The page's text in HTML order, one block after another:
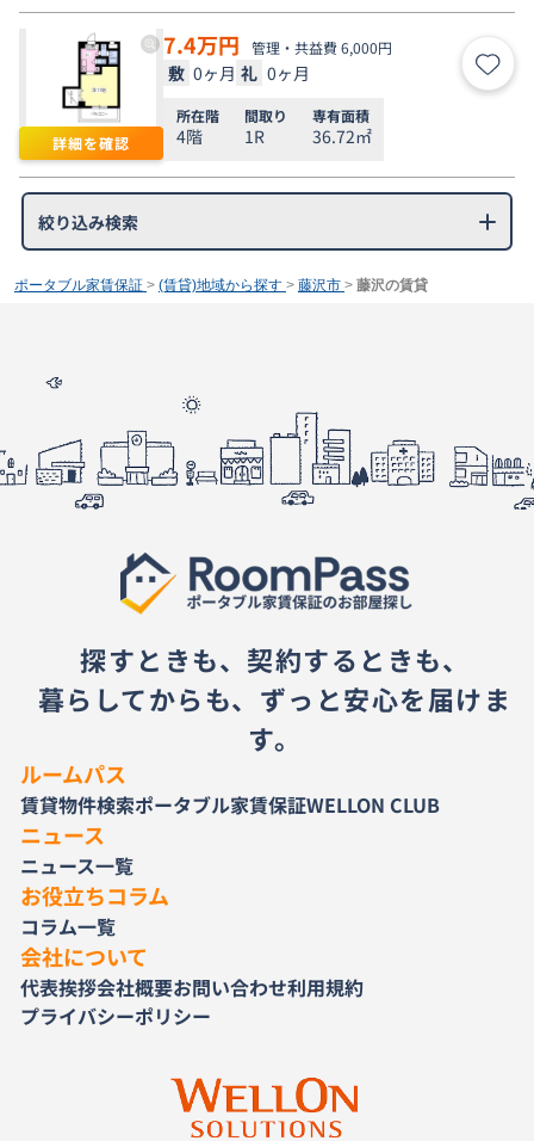
詳細を確認
7.4万円 管理・共益費 6,000円
敷 0ヶ月 礼 0ヶ月 お気
所在階
4階
間取り
1R
専有面積
36.72㎡
絞り込み検索
ポータブル家賃保証 > (賃貸)地域から探す > 藤沢市 > 藤沢の賃貸
探すときも、契約するときも、
暮らしてからも、ずっと安心を届けま
す。
ルームパス
賃貸物件検索ポータブル家賃保証WELLON CLUB
ニュース
ニュース一覧
お役立ちコラム
コラム一覧
会社について
代表挨拶会社概要お問い合わせ利用規約
プライバシーポリシー